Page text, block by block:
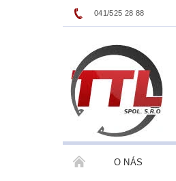
041/525 28 88
O NÁS